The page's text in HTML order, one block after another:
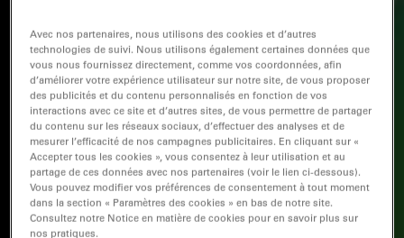
Avec nos partenaires, nous utilisons des cookies et d’autres
technologies de suivi. Nous utilisons également certaines données que
vous nous fournissez directement, comme vos coordonnées, afin
d’améliorer votre expérience utilisateur sur notre site, de vous proposer
des publicités et du contenu personnalisés en fonction de vos
interactions avec ce site et d’autres sites, de vous permettre de partager
du contenu sur les réseaux sociaux, d’effectuer des analyses et de
mesurer l’efficacité de nos campagnes publicitaires. En cliquant sur «
Accepter tous les cookies », vous consentez à leur utilisation et au
partage de ces données avec nos partenaires (voir le lien ci-dessous).
Vous pouvez modifier vos préférences de consentement à tout moment
dans la section « Paramètres des cookies » en bas de notre site.
Consultez notre Notice en matière de cookies pour en savoir plus sur
nos pratiques.